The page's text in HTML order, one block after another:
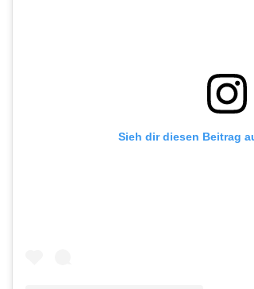
Sieh dir diesen Beitrag